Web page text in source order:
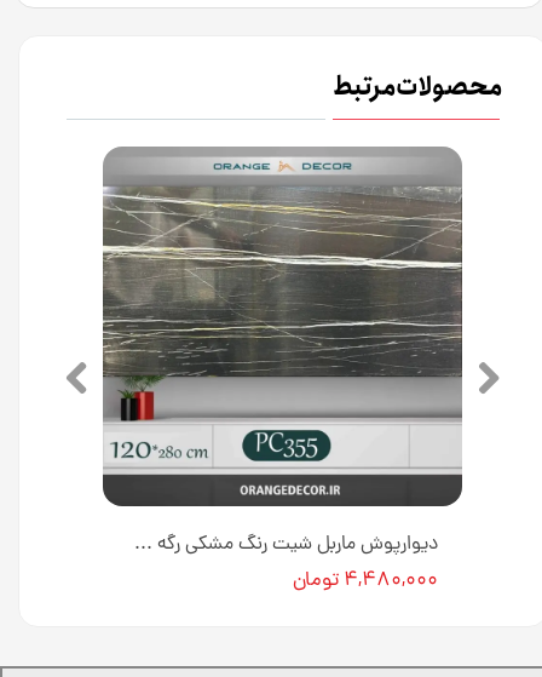
محصولات مرتبط
دیوارپوش ماربل شیت رنگ مشکی رگه سفید کد PC355 [انبار تهران]
۴,۴۸۰,۰۰۰ تومان